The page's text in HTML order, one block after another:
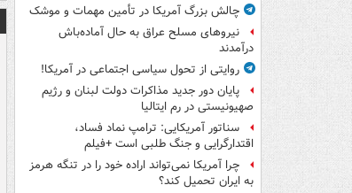
چالش بزرگ آمریکا در تأمین مهمات و موشک
نیروهای مسلح عراق به حال آماده‌باش
درآمدند
روایتی از تحول سیاسی اجتماعی در آمریکا!
پایان دور جدید مذاکرات دولت لبنان و رژیم
صهیونیستی در رم ایتالیا
سناتور آمریکایی: ترامپ نماد فساد،
اقتدارگرایی و جنگ طلبی است +فیلم
چرا آمریکا نمی‌تواند اراده خود را در تنگه هرمز
به ایران تحمیل کند؟